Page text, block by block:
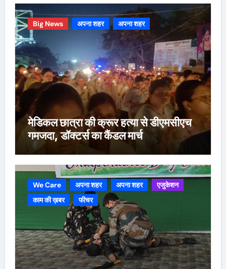
Big News अपना शहर अपना शहर
मेडिकल छात्रा की क्रूर हत्या से डीएमसीएच
गमजदा, डॉक्टर्स का कैंडल मार्च
We Care अपना शहर अपना शहर
एजुकेशन
काम की ख़बर
फीचर